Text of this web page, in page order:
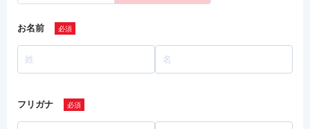
お名前
フリガナ